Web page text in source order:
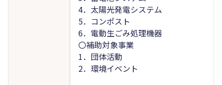
4．太陽光発電システム
5．コンポスト
6．電動生ごみ処理機器
〇補助対象事業
1．団体活動
2．環境イベント